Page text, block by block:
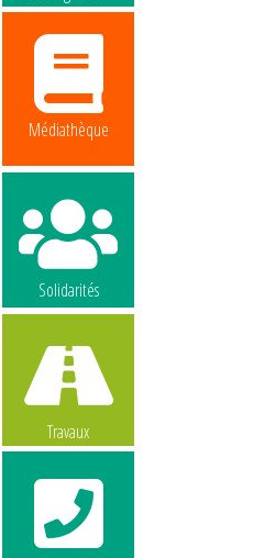
Médiathèque
Solidarités
Travaux